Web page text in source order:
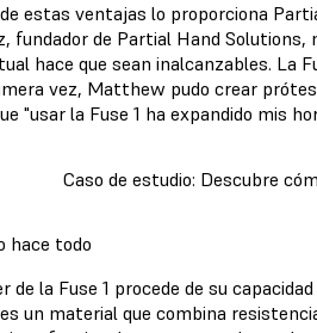
estas ventajas lo proporciona
de Partial Hand Solutions,
hace que sean inalcanzables. La
vez, Matthew pudo crear
"usar la Fuse 1 ha expandido mis
Caso de estudio: Descubre
hace todo
de la Fuse 1 procede de su
un material que combina